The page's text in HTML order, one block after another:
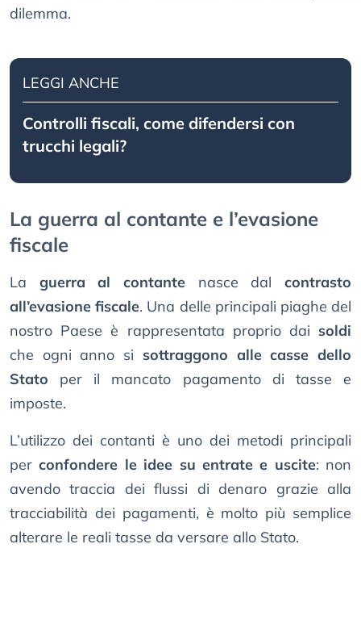
dilemma.
LEGGI ANCHE
Controlli fiscali, come difendersi con
trucchi legali?
La guerra al contante e l’evasione
fiscale
La guerra al contante nasce dalcontrasto
all’evasione fiscale. Una delle principali piaghe del
nostro Paese è rappresentata proprio dai soldi
che ogni anno si sottraggono alle casse dello
Stato per il mancato pagamento di tasse e
imposte.
L’utilizzo dei contanti è uno dei metodi principali
perconfondere le idee su entrate e uscite: non
avendo traccia dei flussi di denaro grazie alla
tracciabilità dei pagamenti, è molto più semplice
alterare le reali tasse da versare allo Stato.